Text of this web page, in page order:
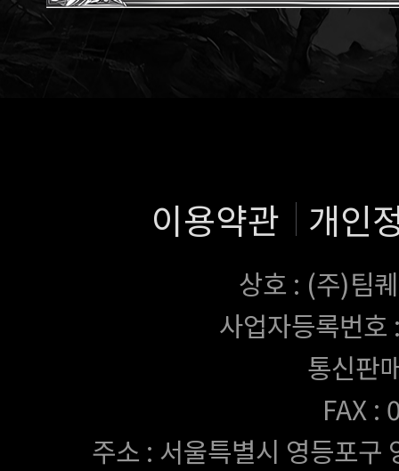
이용약관 개인
상호 : (주)팀
사업자등록번
통신판
FAX
주소 : 서울특별시 영등포